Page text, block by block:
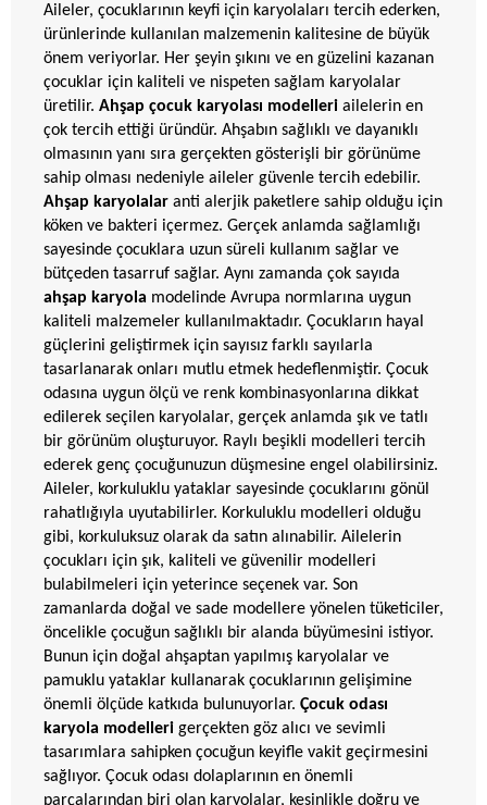
Aileler, çocuklarının keyfi için karyolaları tercih ederken,
ürünlerinde kullanılan malzemenin kalitesine de büyük
önem veriyorlar. Her şeyin şıkını ve en güzelini kazanan
çocuklar için kaliteli ve nispeten sağlam karyolalar
üretilir. Ahşap çocuk karyolası modelleri ailelerin en
çok tercih ettiği üründür. Ahşabın sağlıklı ve dayanıklı
olmasının yanı sıra gerçekten gösterişli bir görünüme
sahip olması nedeniyle aileler güvenle tercih edebilir.
Ahşap karyolalar anti alerjik paketlere sahip olduğu için
köken ve bakteri içermez. Gerçek anlamda sağlamlığı
sayesinde çocuklara uzun süreli kullanım sağlar ve
bütçeden tasarruf sağlar. Aynı zamanda çok sayıda
ahşap karyola modelinde Avrupa normlarına uygun
kaliteli malzemeler kullanılmaktadır. Çocukların hayal
güçlerini geliştirmek için sayısız farklı sayılarla
tasarlanarak onları mutlu etmek hedeflenmiştir. Çocuk
odasına uygun ölçü ve renk kombinasyonlarına dikkat
edilerek seçilen karyolalar, gerçek anlamda şık ve tatlı
bir görünüm oluşturuyor. Raylı beşikli modelleri tercih
ederek genç çocuğunuzun düşmesine engel olabilirsiniz.
Aileler, korkuluklu yataklar sayesinde çocuklarını gönül
rahatlığıyla uyutabilirler. Korkuluklu modelleri olduğu
gibi, korkuluksuz olarak da satın alınabilir. Ailelerin
çocukları için şık, kaliteli ve güvenilir modelleri
bulabilmeleri için yeterince seçenek var. Son
zamanlarda doğal ve sade modellere yönelen tüketiciler,
öncelikle çocuğun sağlıklı bir alanda büyümesini istiyor.
Bunun için doğal ahşaptan yapılmış karyolalar ve
pamuklu yataklar kullanarak çocuklarının gelişimine
önemli ölçüde katkıda bulunuyorlar. Çocuk odası
karyola modelleri gerçekten göz alıcı ve sevimli
tasarımlara sahipken çocuğun keyifle vakit geçirmesini
sağlıyor. Çocuk odası dolaplarının en önemli
parçalarından biri olan karyolalar, kesinlikle doğru ve